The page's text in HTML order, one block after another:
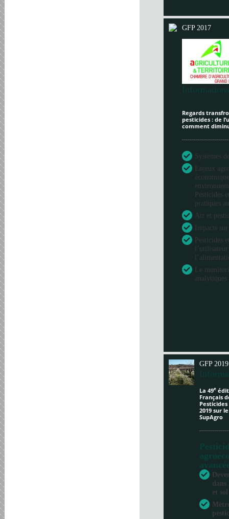
GFP 2017
Regards
pesticides : de
comment
Systèmes
Enjeux
Pesticides
pratiques
Air et
Impacts
Pesticides
Le
GFP 2019
La 49e
Français
2019 sur
SupAgro
dans
et sol